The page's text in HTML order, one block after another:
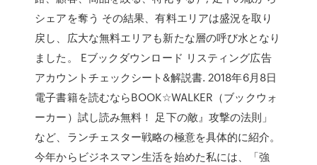
シェアを奪う その結果、有料エリアは盛況を取り
戻し、広大な無料エリアも新たな層の呼び水となり
ました。 Eブックダウンロード リスティング広告
アカウントチェックシート&解説書. 2018年6月8日
電子書籍を読むならBOOK☆WALKER（ブックウォ
ーカー）試し読み無料！ 足下の敵』攻撃の法則」
など、ランチェスター戦略の極意を具体的に紹介。
今年からビジネスマン生活を始めた私には、「強